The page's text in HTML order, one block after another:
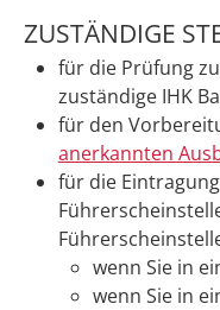
ZUSTÄNDIGE
für die Prüfung
zuständige IHK
für den
anerkannten
für die
wenn Sie in
wenn Sie in